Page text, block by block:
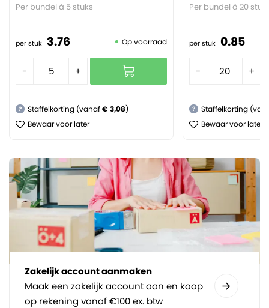
Per bundel à 5 stuks
per stuk 3.76 Op voorraad
- +
? Staffelkorting (vanaf€ 3,08)
Bewaar voor later
Per bundel à 20
per stuk 0.85
- +
?
Staffelkorting
Bewaar voor later
Zakelijk account aanmaken
Maak een zakelijk account aan en koop
op rekening vanaf €100 ex. btw